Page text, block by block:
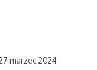
marzec 2024